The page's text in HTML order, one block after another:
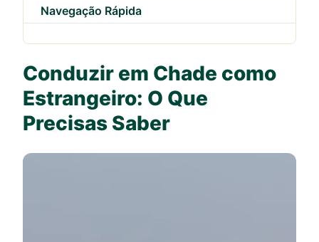
Navegação Rápida
Conduzir em Chade como
Estrangeiro: O Que
Precisas Saber